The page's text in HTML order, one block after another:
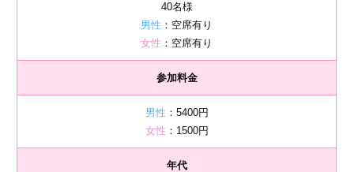
40名様
男性 ：空席有り
女性 ：空席有り
参加料金
男性 ：5400円
女性 ：1500円
年代